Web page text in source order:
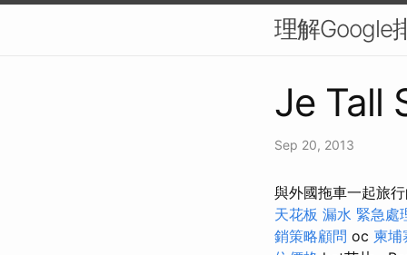
理解Google
Je Tall
Sep 20, 2013
與外國拖車一起旅
天花板 漏水 緊急處
銷策略顧問 oc 柬埔